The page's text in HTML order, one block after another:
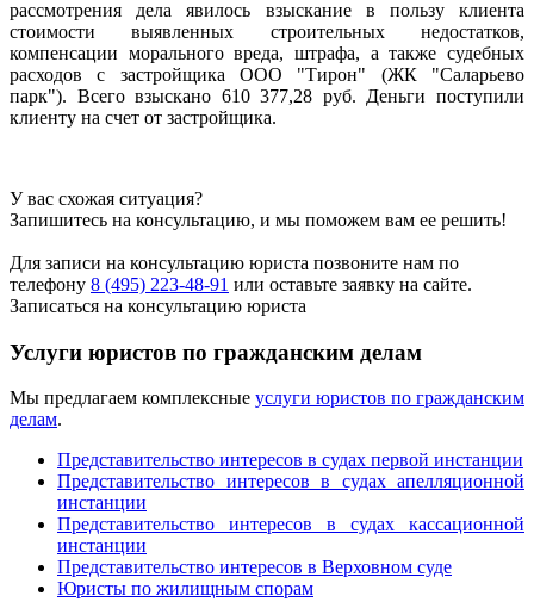
рассмотрения дела явилось взыскание в пользу клиента
стоимости выявленных строительных недостатков,
компенсации морального вреда, штрафа, а также судебных
расходов с застройщика ООО "Тирон" (ЖК "Саларьево
парк"). Всего взыскано 610 377,28 руб. Деньги поступили
клиенту на счет от застройщика.
У вас схожая ситуация?
Запишитесь на консультацию, и мы поможем вам ее решить!
Для записи на консультацию юриста позвоните нам по
телефону 8 (495) 223-48-91 или оставьте заявку на сайте.
Записаться на консультацию юриста
Услуги юристов по гражданским делам
Мы предлагаем комплексные услуги юристов по гражданским
делам.
Представительство интересов в судах первой инстанции
Представительство интересов в судах апелляционной
инстанции
Представительство интересов в судах кассационной
инстанции
Представительство интересов в Верховном суде
Юристы по жилищным спорам